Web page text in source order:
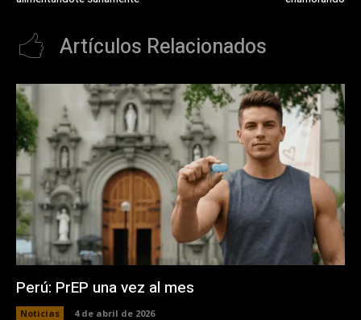
Artículos Relacionados
Perú: PrEP una vez al mes
Noticias 4 de abril de 2026